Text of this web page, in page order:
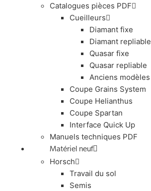
Catalogues pièces PDF
Cueilleurs
Diamant fixe
Diamant repliable
Quasar fixe
Quasar repliable
Anciens modèles
Coupe Grains System
Coupe Helianthus
Coupe Spartan
Interface Quick Up
Manuels techniques PDF
Matériel neuf
Horsch
Travail du sol
Semis